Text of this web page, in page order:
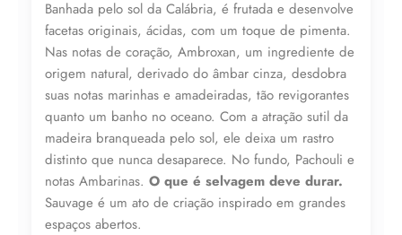
Banhada pelo sol da Calábria, é frutada e desenvolve
facetas originais, ácidas, com um toque de pimenta.
Nas notas de coração, Ambroxan, um ingrediente de
origem natural, derivado do âmbar cinza, desdobra
suas notas marinhas e amadeiradas, tão revigorantes
quanto um banho no oceano. Com a atração sutil da
madeira branqueada pelo sol, ele deixa um rastro
distinto que nunca desaparece. No fundo, Pachouli e
notas Ambarinas. O que é selvagem deve durar.
Sauvage é um ato de criação inspirado em grandes
espaços abertos.